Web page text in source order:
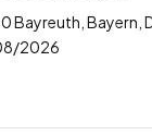
Bayreuth, Bayern,
2026